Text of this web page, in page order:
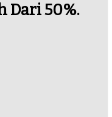
Dari 50%.